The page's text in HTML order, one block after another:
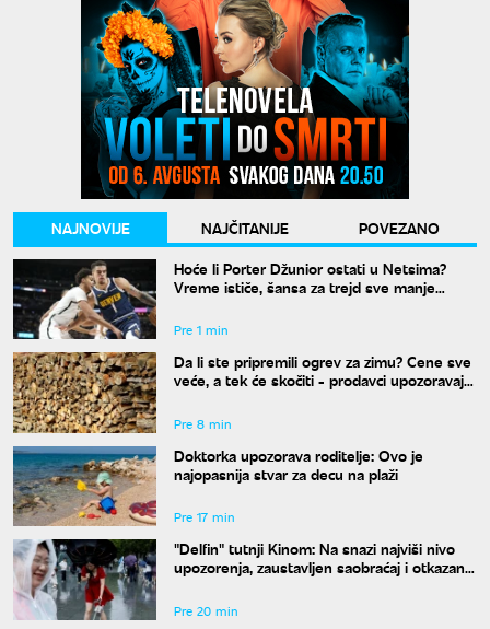
NAJNOVIJE NAJČITANIJE
POVEZANO
Hoće li Porter Džunior ostati u Netsima?
Vreme ističe, šansa za trejd sve manje
Pre 1 min
Da li ste pripremili ogrev za zimu? Cene sve
veće, a tek će skočiti - prodavci upozoravaju
Pre 8 min
Doktorka upozorava roditelje: Ovo je
najopasnija stvar za decu na plaži
Pre 17 min
"Delfin" tutnji Kinom: Na snazi najviši nivo
upozorenja, zaustavljen saobraćaj i otkazani
Pre 20 min